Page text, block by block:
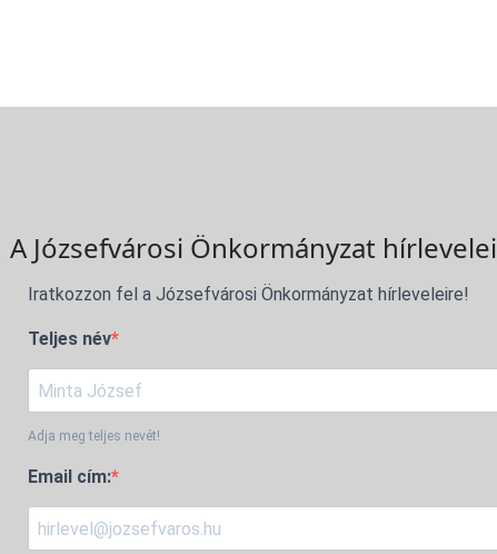
A Józsefvárosi Önkormányzat hírlevelei
Iratkozzon fel a Józsefvárosi Önkormányzat hírleveleire!
Teljes név
Adja meg teljes nevét!
Email cím: